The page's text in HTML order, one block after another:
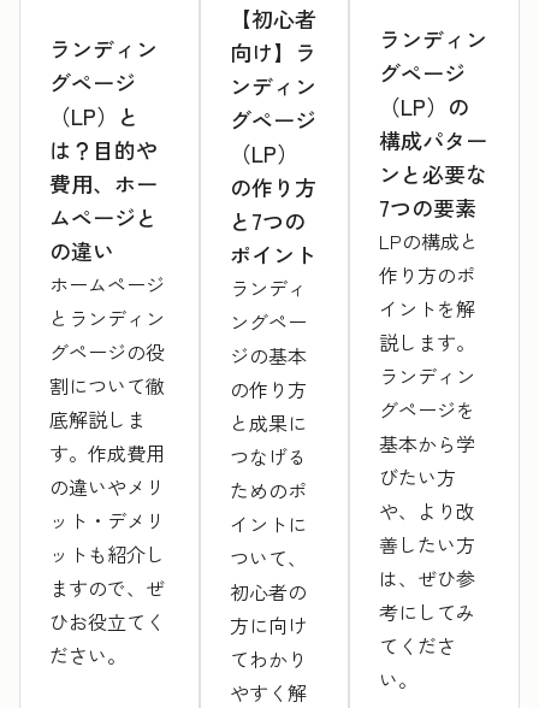
ランディン
グページ
（LP）と
は？目的や
費用、ホー
ムページと
の違い
ホームページ
とランディン
グページの役
割について徹
底解説しま
す。作成費用
の違いやメリ
ット・デメリ
ットも紹介し
ますので、ぜ
ひお役立てく
ださい。
【初心者
向け】ラ
ンディン
グページ
（LP）
の作り方
と7つの
ポイント
ランディ
ングペー
ジの基本
の作り方
と成果に
つなげる
ためのポ
イントに
ついて、
初心者の
方に向け
てわかり
やすく解
ランディン
グページ
（LP）の
構成パター
ンと必要な
7つの要素
LPの構成と
作り方のポ
イントを解
説します。
ランディン
グページを
基本から学
びたい方
や、より改
善したい方
は、ぜひ参
考にしてみ
てくださ
い。